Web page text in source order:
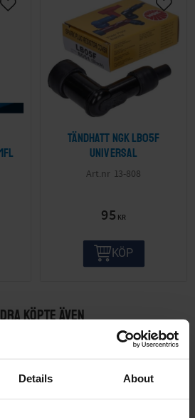
Details About
Tändhatt NGK LB05F
Universal
13-808
95 KR
KÖP
KÖPTE ÄVEN